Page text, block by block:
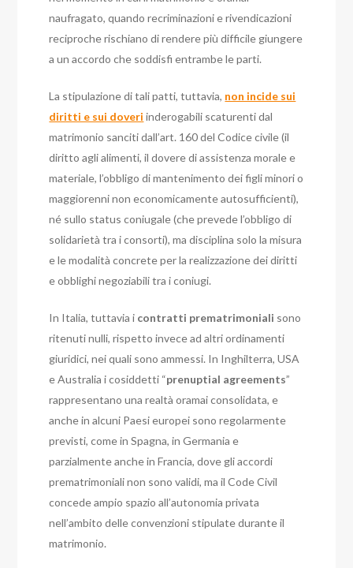
naufragato, quando recriminazioni e rivendicazioni
reciproche rischiano di rendere più difficile giungere
a un accordo che soddisfi entrambe le parti.
La stipulazione di tali patti, tuttavia, non incide sui
diritti e sui doveri inderogabili scaturenti dal
matrimonio sanciti dall’art. 160 del Codice civile (il
diritto agli alimenti, il dovere di assistenza morale e
materiale, l’obbligo di mantenimento dei figli minori o
maggiorenni non economicamente autosufficienti),
né sullo status coniugale (che prevede l’obbligo di
solidarietà tra i consorti), ma disciplina solo la misura
e le modalità concrete per la realizzazione dei diritti
e obblighi negoziabili tra i coniugi.
In Italia, tuttavia i contratti prematrimoniali sono
ritenuti nulli, rispetto invece ad altri ordinamenti
giuridici, nei quali sono ammessi. In Inghilterra, USA
e Australia i cosiddetti “prenuptial agreements”
rappresentano una realtà oramai consolidata, e
anche in alcuni Paesi europei sono regolarmente
previsti, come in Spagna, in Germania e
parzialmente anche in Francia, dove gli accordi
prematrimoniali non sono validi, ma il Code Civil
concede ampio spazio all’autonomia privata
nell’ambito delle convenzioni stipulate durante il
matrimonio.